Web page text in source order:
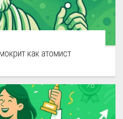
как атомист